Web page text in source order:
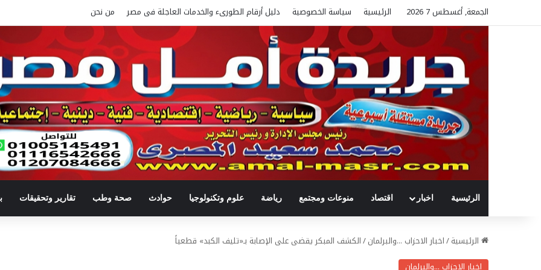
الجمعة, أغسطس 7 2026 الرئيسية سياسة الخصوصية دليل أرقام الطورىء والخدمات العاجلة فى مصر من نحن
الرئيسية اخبار اقتصاد منوعات ومجتمع رياضة علوم وتكنولوجيا حوادث صحة وطب تقارير وتحقيقات
الرئيسية/اخبار الاحزاب ...والبرلمان/الكشف المبكر يقضى على الإصابة بـ«تليف الكبد» قطعياً
اخبار الاحزاب ...والبرلمان